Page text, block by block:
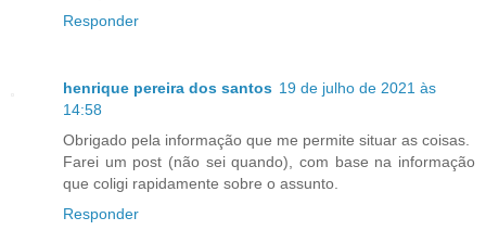
Responder
henrique pereira dos santos 19 de julho de 2021 às
14:58
Obrigado pela informação que me permite situar as coisas.
Farei um post (não sei quando), com base na informação
que coligi rapidamente sobre o assunto.
Responder